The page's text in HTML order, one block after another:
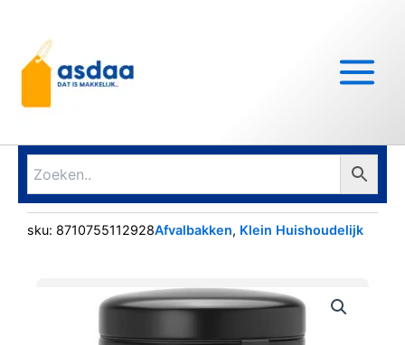
inhoud
sku: 8710755112928Afvalbakken, Klein Huishoudelijk